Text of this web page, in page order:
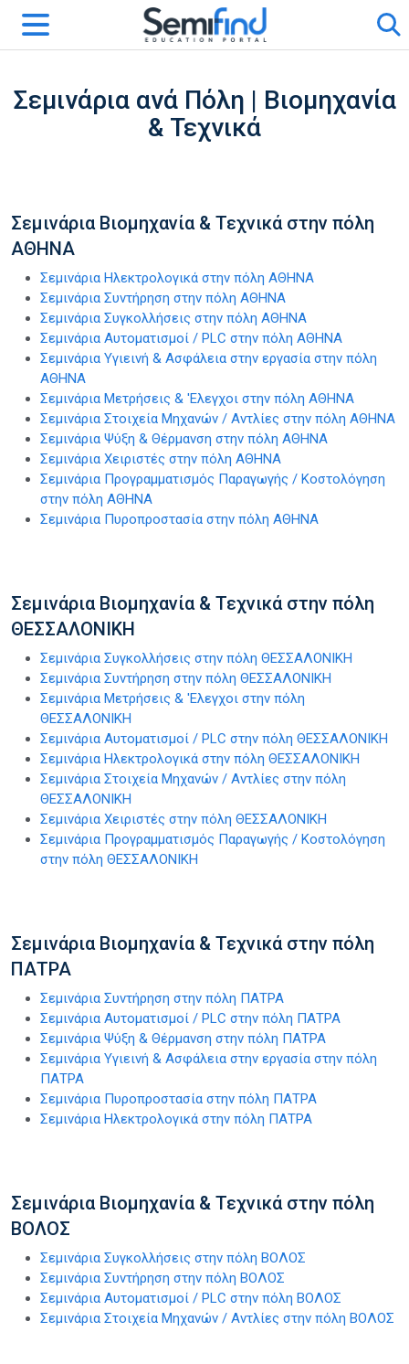
Σεμινάρια ανά Πόλη | Βιομηχανία
& Τεχνικά
Σεμινάρια Βιομηχανία & Τεχνικά στην πόλη
ΑΘΗΝΑ
Σεμινάρια Ηλεκτρολογικά στην πόλη ΑΘΗΝΑ
Σεμινάρια Συντήρηση στην πόλη ΑΘΗΝΑ
Σεμινάρια Συγκολλήσεις στην πόλη ΑΘΗΝΑ
Σεμινάρια Αυτοματισμοί / PLC στην πόλη ΑΘΗΝΑ
Σεμινάρια Υγιεινή & Ασφάλεια στην εργασία στην πόλη
ΑΘΗΝΑ
Σεμινάρια Μετρήσεις & 'Ελεγχοι στην πόλη ΑΘΗΝΑ
Σεμινάρια Στοιχεία Μηχανών / Αντλίες στην πόλη ΑΘΗΝΑ
Σεμινάρια Ψύξη & Θέρμανση στην πόλη ΑΘΗΝΑ
Σεμινάρια Χειριστές στην πόλη ΑΘΗΝΑ
Σεμινάρια Προγραμματισμός Παραγωγής / Κοστολόγηση
στην πόλη ΑΘΗΝΑ
Σεμινάρια Πυροπροστασία στην πόλη ΑΘΗΝΑ
Σεμινάρια Βιομηχανία & Τεχνικά στην πόλη
ΘΕΣΣΑΛΟΝΙΚΗ
Σεμινάρια Συγκολλήσεις στην πόλη ΘΕΣΣΑΛΟΝΙΚΗ
Σεμινάρια Συντήρηση στην πόλη ΘΕΣΣΑΛΟΝΙΚΗ
Σεμινάρια Μετρήσεις & 'Ελεγχοι στην πόλη
ΘΕΣΣΑΛΟΝΙΚΗ
Σεμινάρια Αυτοματισμοί / PLC στην πόλη ΘΕΣΣΑΛΟΝΙΚΗ
Σεμινάρια Ηλεκτρολογικά στην πόλη ΘΕΣΣΑΛΟΝΙΚΗ
Σεμινάρια Στοιχεία Μηχανών / Αντλίες στην πόλη
ΘΕΣΣΑΛΟΝΙΚΗ
Σεμινάρια Χειριστές στην πόλη ΘΕΣΣΑΛΟΝΙΚΗ
Σεμινάρια Προγραμματισμός Παραγωγής / Κοστολόγηση
στην πόλη ΘΕΣΣΑΛΟΝΙΚΗ
Σεμινάρια Βιομηχανία & Τεχνικά στην πόλη
ΠΑΤΡΑ
Σεμινάρια Συντήρηση στην πόλη ΠΑΤΡΑ
Σεμινάρια Αυτοματισμοί / PLC στην πόλη ΠΑΤΡΑ
Σεμινάρια Ψύξη & Θέρμανση στην πόλη ΠΑΤΡΑ
Σεμινάρια Υγιεινή & Ασφάλεια στην εργασία στην πόλη
ΠΑΤΡΑ
Σεμινάρια Πυροπροστασία στην πόλη ΠΑΤΡΑ
Σεμινάρια Ηλεκτρολογικά στην πόλη ΠΑΤΡΑ
Σεμινάρια Βιομηχανία & Τεχνικά στην πόλη
ΒΟΛΟΣ
Σεμινάρια Συγκολλήσεις στην πόλη ΒΟΛΟΣ
Σεμινάρια Συντήρηση στην πόλη ΒΟΛΟΣ
Σεμινάρια Αυτοματισμοί / PLC στην πόλη ΒΟΛΟΣ
Σεμινάρια Στοιχεία Μηχανών / Αντλίες στην πόλη ΒΟΛΟΣ